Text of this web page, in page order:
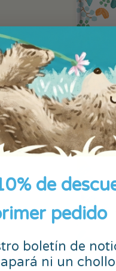
de
pedido
boletín de
ni un